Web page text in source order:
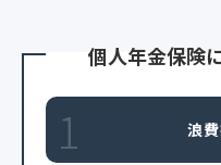
個人年金保険
1 浪